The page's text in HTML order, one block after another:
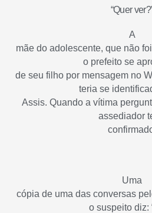
“Quer
A
mãe do adolescente, que não
o prefeito se
de seu filho por mensagem no
teria se
Assis. Quando a vítima
assediador
Uma
cópia de uma das conversas
o suspeito diz: